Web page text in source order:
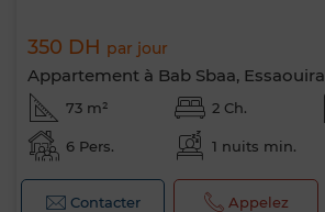
350 DH par jour
Appartement à Bab Sbaa, Essaouira
73 m² 2 Ch.
6 Pers. 1 nuits min.
Contacter Appelez